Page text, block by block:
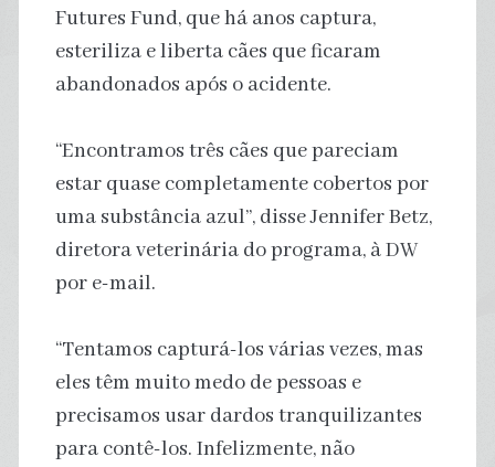
Futures Fund, que há anos captura,
esteriliza e liberta cães que ficaram
abandonados após o acidente.
“Encontramos três cães que pareciam
estar quase completamente cobertos por
uma substância azul”, disse Jennifer Betz,
diretora veterinária do programa, à DW
por e-mail.
“Tentamos capturá-los várias vezes, mas
eles têm muito medo de pessoas e
precisamos usar dardos tranquilizantes
para contê-los. Infelizmente, não